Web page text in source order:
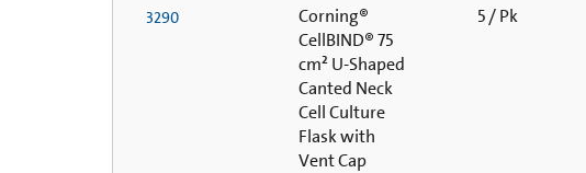
3290
Corning®
CellBIND® 75
cm² U-Shaped
Canted Neck
Cell Culture
Flask with
Vent Cap
5 / Pk